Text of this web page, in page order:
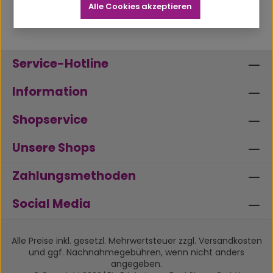
Service-Hotline
Information
Shopservice
Unsere Shops
Zahlungsmethoden
Social Media
Alle Preise inkl. gesetzl. Mehrwertsteuer zzgl. Versandkosten
und ggf. Nachnahmegebühren, wenn nicht anders
angegeben.
Alle Cookies akzeptieren